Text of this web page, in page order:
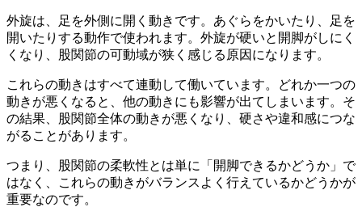
外旋は、足を外側に開く動きです。あぐらをかいたり、足を
開いたりする動作で使われます。外旋が硬いと開脚がしにく
くなり、股関節の可動域が狭く感じる原因になります。
これらの動きはすべて連動して働いています。どれか一つの
動きが悪くなると、他の動きにも影響が出てしまいます。そ
の結果、股関節全体の動きが悪くなり、硬さや違和感につな
がることがあります。
つまり、股関節の柔軟性とは単に「開脚できるかどうか」で
はなく、これらの動きがバランスよく行えているかどうかが
重要なのです。